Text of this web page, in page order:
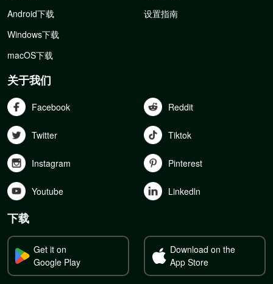
Android下载
Windows下载
macOS下载
设置指南
关于我们
Facebook Reddit
Twitter Tiktok
Instagram Pinterest
Youtube Linkedln
下载
Get it on
Google Play
Download on the
App Store